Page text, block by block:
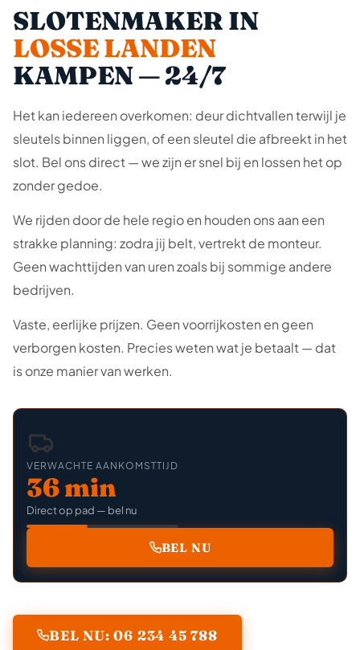
SLOTENMAKER IN
LOSSE LANDEN
KAMPEN — 24/7
Het kan iedereen overkomen: deur dichtvallen terwijl je
sleutels binnen liggen, of een sleutel die afbreekt in het
slot. Bel ons direct — we zijn er snel bij en lossen het op
zonder gedoe.
We rijden door de hele regio en houden ons aan een
strakke planning: zodra jij belt, vertrekt de monteur.
Geen wachttijden van uren zoals bij sommige andere
bedrijven.
Vaste, eerlijke prijzen. Geen voorrijkosten en geen
verborgen kosten. Precies weten wat je betaalt — dat
is onze manier van werken.
VERWACHTE AANKOMSTTIJD
36 min
Direct op pad — bel nu
BEL NU
BEL NU: 06 234 45 788